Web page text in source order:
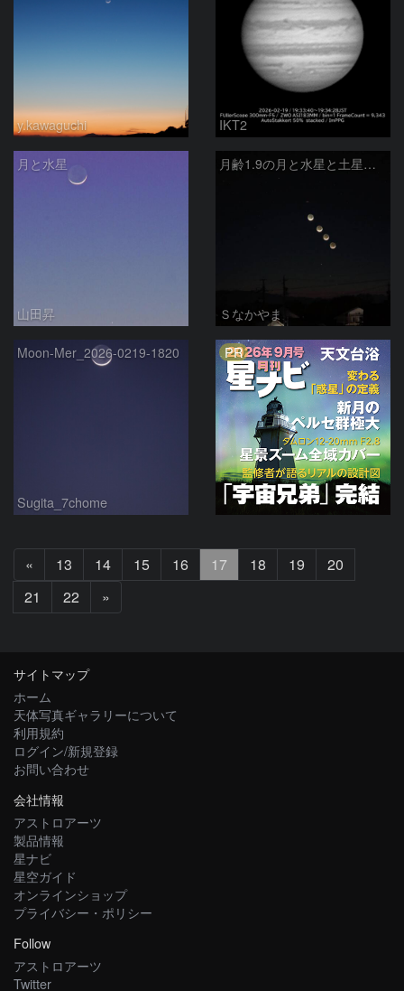
y.kawaguchi IKT2
月と水星
山田昇
月齢1.9の月と水星と土星の接近 02/19
Ｓなかやま
Moon-Mer_2026-0219-1820
Sugita_7chome
PR
«
へ
13 14 15 16 17 18 19
20
21
22 »
へ
サイトマップ
ホーム
天体写真ギャラリーについて
利用規約
ログイン/新規登録
お問い合わせ
会社情報
アストロアーツ
製品情報
星ナビ
星空ガイド
オンラインショップ
プライバシー・ポリシー
Follow
アストロアーツ
Twitter